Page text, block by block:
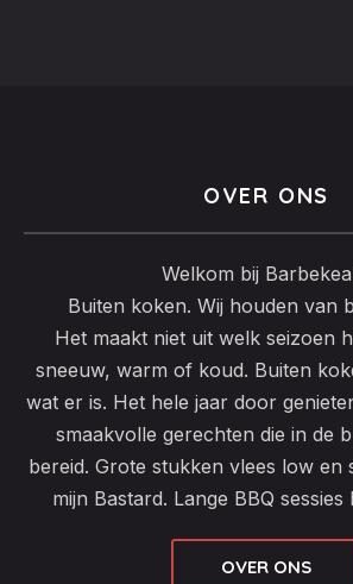
OVER ONS
Welkom bij
Buiten koken. Wij houden van
Het maakt niet uit welk seizoen
sneeuw, warm of koud. Buiten
wat er is. Het hele jaar door
smaakvolle gerechten die in de
bereid. Grote stukken vlees low en
mijn Bastard. Lange BBQ
OVER ONS